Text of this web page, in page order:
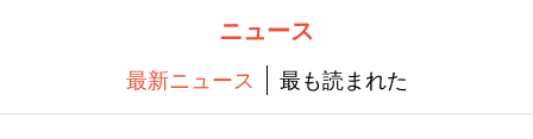
ニュース
最新ニュース 最も読まれた